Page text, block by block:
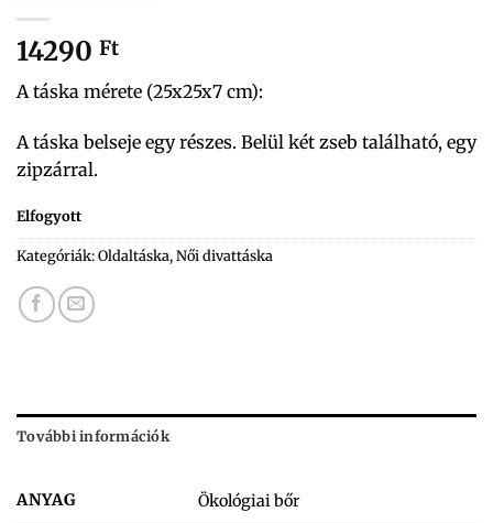
14290 Ft
A táska mérete (25x25x7 cm):
A táska belseje egy részes. Belül két zseb található, egy
zipzárral.
Elfogyott
Kategóriák:Oldaltáska,Női divattáska
További információk
ANYAG Ökológiai bőr